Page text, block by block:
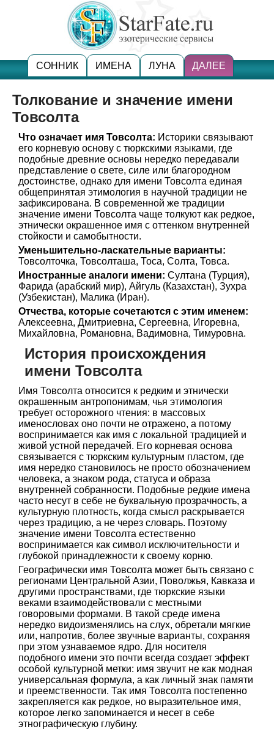
СОННИК ИМЕНА ЛУНА ДАЛЕЕ
Толкование и значение имени
Товсолта
Что означает имя Товсолта: Историки связывают
его корневую основу с тюркскими языками, где
подобные древние основы нередко передавали
представление о свете, силе или благородном
достоинстве, однако для имени Товсолта единая
общепринятая этимология в научной традиции не
зафиксирована. В современной же традиции
значение имени Товсолта чаще толкуют как редкое,
этнически окрашенное имя с оттенком внутренней
стойкости и самобытности.
Уменьшительно-ласкательные варианты:
Товсолточка, Товсолташа, Тоса, Солта, Товса.
Иностранные аналоги имени: Султана (Турция),
Фарида (арабский мир), Айгуль (Казахстан), Зухра
(Узбекистан), Малика (Иран).
Отчества, которые сочетаются с этим именем:
Алексеевна, Дмитриевна, Сергеевна, Игоревна,
Михайловна, Романовна, Вадимовна, Тимуровна.
История происхождения
имени Товсолта
Имя Товсолта относится к редким и этнически
окрашенным антропонимам, чья этимология
требует осторожного чтения: в массовых
именословах оно почти не отражено, а потому
воспринимается как имя с локальной традицией и
живой устной передачей. Его корневая основа
связывается с тюркским культурным пластом, где
имя нередко становилось не просто обозначением
человека, а знаком рода, статуса и образа
внутренней собранности. Подобные редкие имена
часто несут в себе не буквальную прозрачность, а
культурную плотность, когда смысл раскрывается
через традицию, а не через словарь. Поэтому
значение имени Товсолта естественно
воспринимается как символ исключительности и
глубокой принадлежности к своему корню.
Географически имя Товсолта может быть связано с
регионами Центральной Азии, Поволжья, Кавказа и
другими пространствами, где тюркские языки
веками взаимодействовали с местными
говоровыми формами. В такой среде имена
нередко видоизменялись на слух, обретали мягкие
или, напротив, более звучные варианты, сохраняя
при этом узнаваемое ядро. Для носителя
подобного имени это почти всегда создает эффект
особой культурной метки: имя звучит не как модная
универсальная формула, а как личный знак памяти
и преемственности. Так имя Товсолта постепенно
закрепляется как редкое, но выразительное имя,
которое легко запоминается и несет в себе
этнографическую глубину.